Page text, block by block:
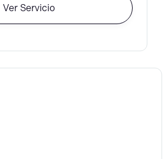
Ver Servicio